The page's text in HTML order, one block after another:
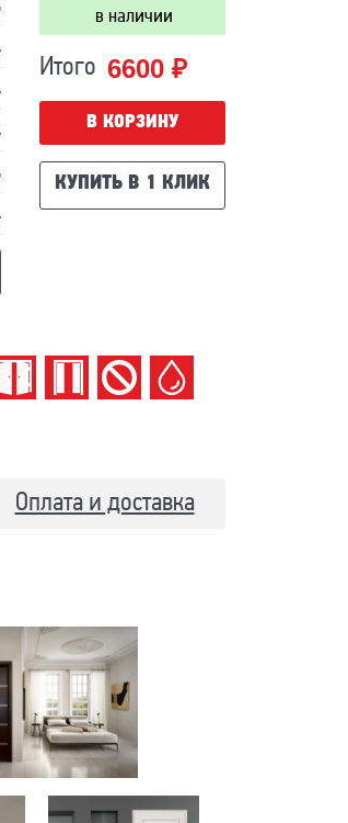
в наличии
Итого 6600 ₽
В КОРЗИНУ
КУПИТЬ В 1 КЛИК
Оплата и доставка